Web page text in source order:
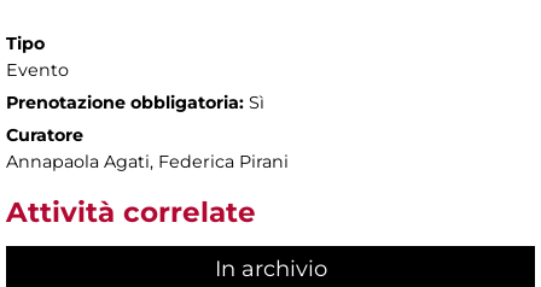
Tipo
Evento
Prenotazione obbligatoria: Sì
Curatore
Annapaola Agati, Federica Pirani
Attività correlate
In archivio